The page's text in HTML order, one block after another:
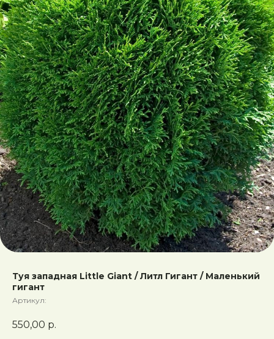
Туя западная Little Giant / Литл Гигант / Маленький
гигант
Артикул:
550,00 р.